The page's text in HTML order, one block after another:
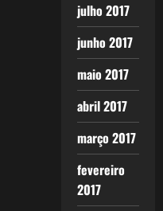
julho 2017
junho 2017
maio 2017
abril 2017
março 2017
fevereiro
2017